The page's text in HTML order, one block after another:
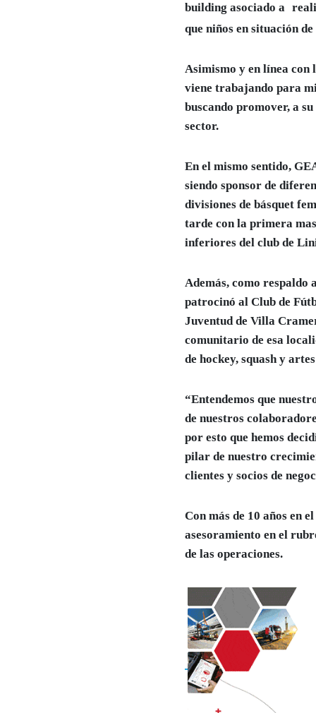
building asociado a
que niños en situación
Asimismo y en línea con
viene trabajando para
buscando promover, a
sector.
En el mismo sentido,
siendo sponsor de
divisiones de básquet
tarde con la primera
inferiores del club de
Además, como
patrocinó al Club de
Juventud de Villa
comunitario de esa
de hockey, squash y
“Entendemos que
de nuestros
por esto que hemos
pilar de nuestro
clientes y socios de
Con más de 10 años en
asesoramiento en el
de las operaciones.